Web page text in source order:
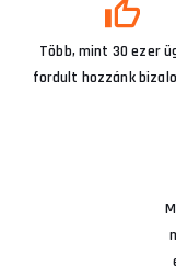
Több, mint 30 ezer
fordult hozzánk